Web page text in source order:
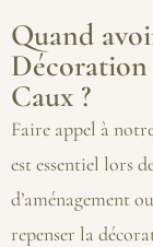
Quand
Caux ?
Faire appel à
est essentiel lors
d’aménagement
repenser la